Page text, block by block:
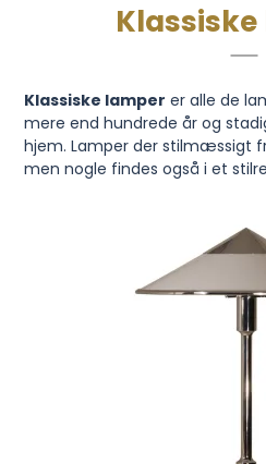
Klassiske lamper er alle de
mere end hundrede år og
hjem. Lamper der stilmæssigt
men nogle findes også i et